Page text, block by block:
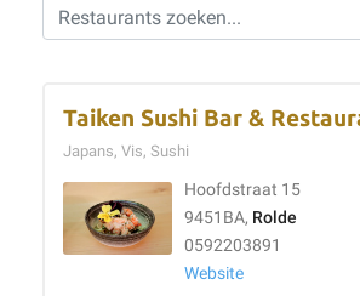
Taiken Sushi Bar &
Japans, Vis, Sushi
Hoofdstraat 15
9451BA, Rolde
0592203891
Website